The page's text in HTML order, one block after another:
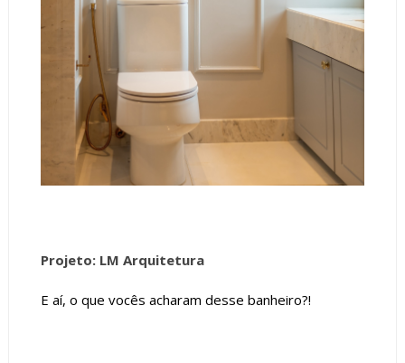
Projeto: LM Arquitetura
E aí, o que vocês acharam desse banheiro?!